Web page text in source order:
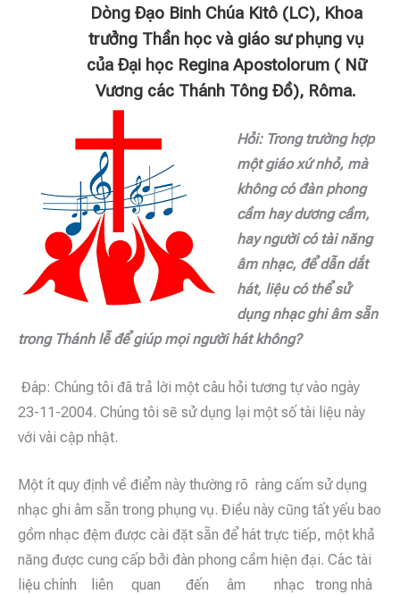
Dòng Đạo Binh Chúa Kitô (LC), Khoa
trưởng Thần học và giáo sư phụng vụ
của Đại học Regina Apostolorum ( Nữ
Vương các Thánh Tông Đồ), Rôma.
Hỏi: Trong trường hợp
một giáo xứ nhỏ, mà
không có đàn phong
cầm hay dương cầm,
hay người có tài năng
âm nhạc, để dẫn dắt
hát, liệu có thể sử
dụng nhạc ghi âm sẵn
trong Thánh lễ để giúp mọi người hát không?
Đáp: Chúng tôi đã trả lời một câu hỏi tương tự vào ngày
23-11-2004. Chúng tôi sẽ sử dụng lại một số tài liệu này
với vài cập nhật.
Một ít quy định về điểm này thường rõ ràng cấm sử dụng
nhạc ghi âm sẵn trong phụng vụ. Điều này cũng tất yếu bao
gồm nhạc đệm được cài đặt sẵn để hát trực tiếp, một khả
năng được cung cấp bởi đàn phong cầm hiện đại. Các tài
liệu chính liên quan đến âm nhạc trong nhà